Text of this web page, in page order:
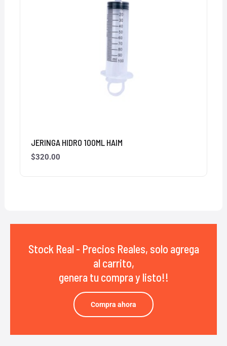
JERINGA HIDRO 100ML HAIM
$320.00
Stock Real - Precios Reales, solo agrega
al carrito,
genera tu compra y listo!!
Compra ahora